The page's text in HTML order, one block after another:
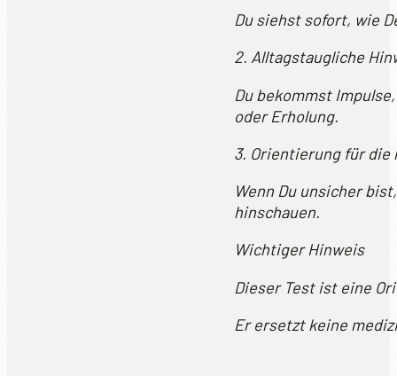
Du siehst sofort, wie
2. Alltagstaugliche
Du bekommst
oder Erholung.
3. Orientierung für
Wenn Du unsicher
hinschauen.
Wichtiger Hinweis
Dieser Test ist eine
Er ersetzt keine